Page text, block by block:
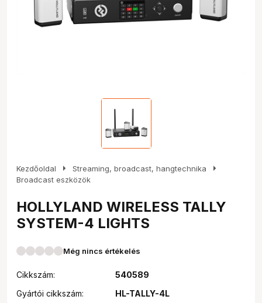
Kezdőoldal arrow_right Streaming, broadcast, hangtechnika arrow_right
Broadcast eszközök
HOLLYLAND WIRELESS TALLY
SYSTEM-4 LIGHTS
Még nincs értékelés
Cikkszám:
540589
Gyártói cikkszám:
HL-TALLY-4L